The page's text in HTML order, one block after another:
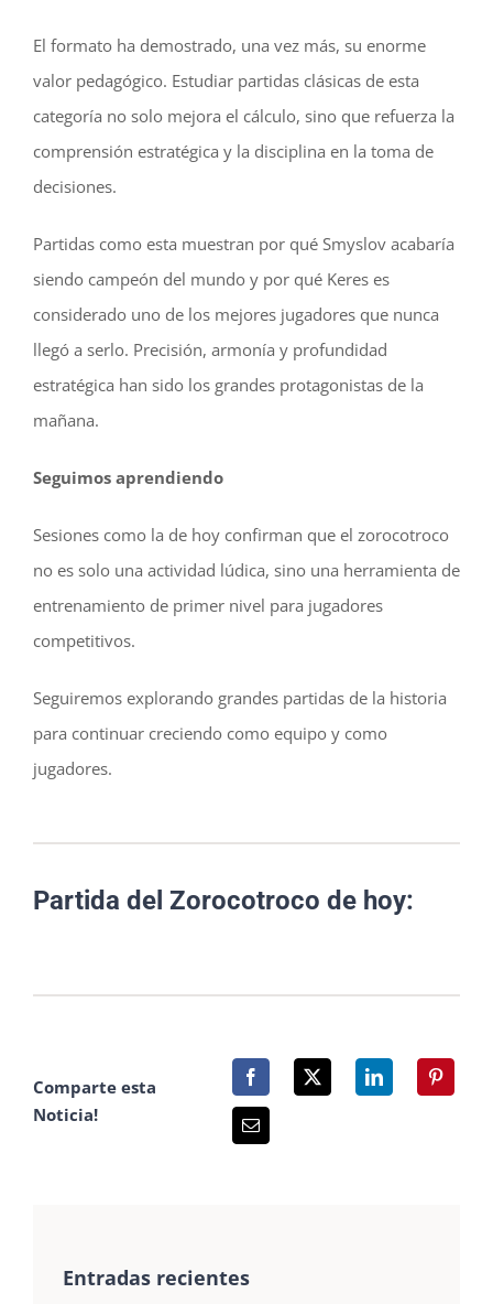
El formato ha demostrado, una vez más, su enorme
valor pedagógico. Estudiar partidas clásicas de esta
categoría no solo mejora el cálculo, sino que refuerza la
comprensión estratégica y la disciplina en la toma de
decisiones.
Partidas como esta muestran por qué Smyslov acabaría
siendo campeón del mundo y por qué Keres es
considerado uno de los mejores jugadores que nunca
llegó a serlo. Precisión, armonía y profundidad
estratégica han sido los grandes protagonistas de la
mañana.
Seguimos aprendiendo
Sesiones como la de hoy confirman que el zorocotroco
no es solo una actividad lúdica, sino una herramienta de
entrenamiento de primer nivel para jugadores
competitivos.
Seguiremos explorando grandes partidas de la historia
para continuar creciendo como equipo y como
jugadores.
Partida del Zorocotroco de hoy:
Comparte esta
Noticia!
Entradas recientes